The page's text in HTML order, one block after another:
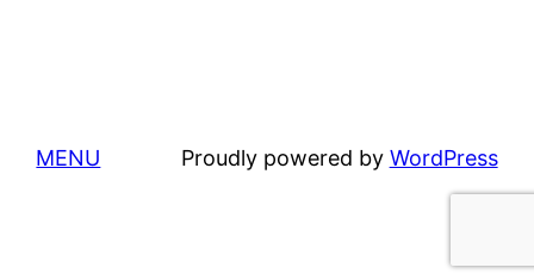
MENU Proudly powered by WordPress